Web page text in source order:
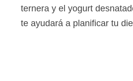
ternera y el yogurt
te ayudará a planificar tu